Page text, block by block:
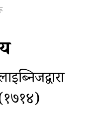
(१७१४)